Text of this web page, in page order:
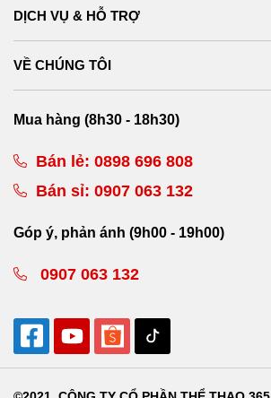
DỊCH VỤ & HỖ TRỢ
VỀ CHÚNG TÔI
Mua hàng (8h30 - 18h30)
Bán lẻ: 0898 696 808
Bán sỉ: 0907 063 132
Góp ý, phản ánh (9h00 - 19h00)
0907 063 132